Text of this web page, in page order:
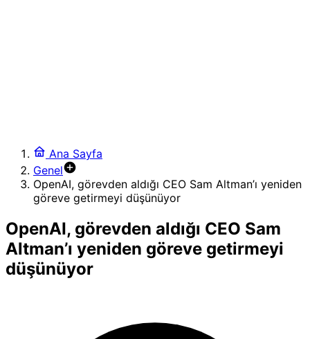
2:24
Reddit, video odaklı yeni multimedya projesini duyurdu:
Video Reddit
4:46
OpenAI, ChatGPT’nin ücretsiz hesaplarındaki mesaj
sınırını kaldırdı
Ana Sayfa
Genel
OpenAI, görevden aldığı CEO Sam Altman’ı yeniden
göreve getirmeyi düşünüyor
OpenAI, görevden aldığı CEO Sam
Altman’ı yeniden göreve getirmeyi
düşünüyor